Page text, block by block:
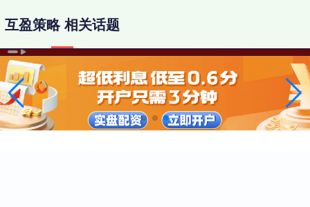
互盈策略 相关话题